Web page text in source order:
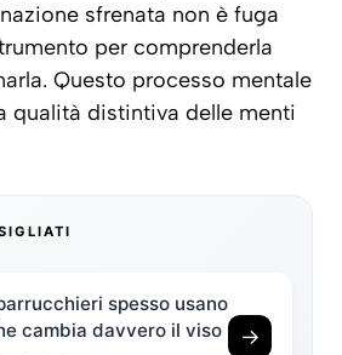
sfrenata non è fuga
per comprenderla
Questo processo mentale
qualità distintiva delle menti
spesso usano
cambia davvero il viso
→